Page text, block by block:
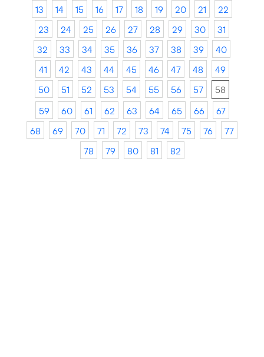
13
14 15 16 17 18 19 20 21
22
23
24 25 26 27 28 29 30
31
32
33 34 35 36 37 38 39
40
41
42 43 44 45 46 47 48
49
50
51 52 53 54 55 56 57
58
59
60 61 62 63 64 65 66
67
68
69 70 71 72 73 74 75 76
77
78
79 80 81 82